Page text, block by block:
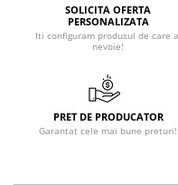
SOLICITA OFERTA
PERSONALIZATA
Iti configuram produsul de care
nevoie!
PRET DE PRODUCATOR
Garantat cele mai bune preturi!